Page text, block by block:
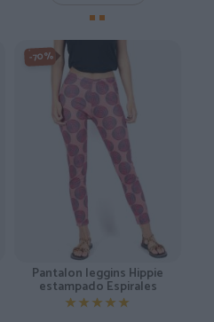
-70%
Pantalon leggins Hippie
estampado Espirales
★★★★★
★★★★★